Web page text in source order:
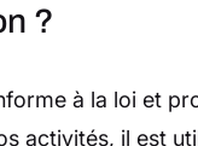
?
à la loi et
activités, il est